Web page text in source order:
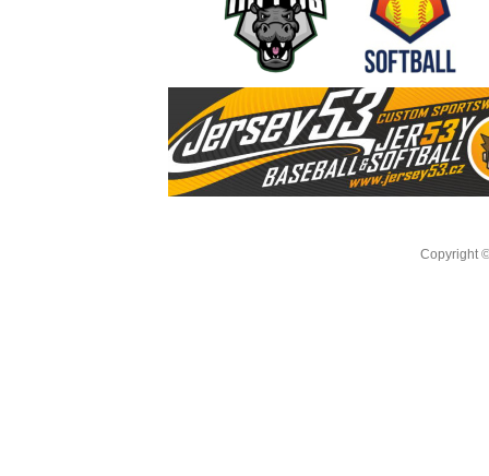
Copyright